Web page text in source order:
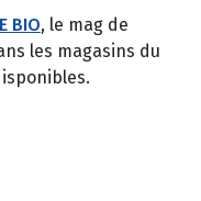
BIO, le mag de
les magasins du